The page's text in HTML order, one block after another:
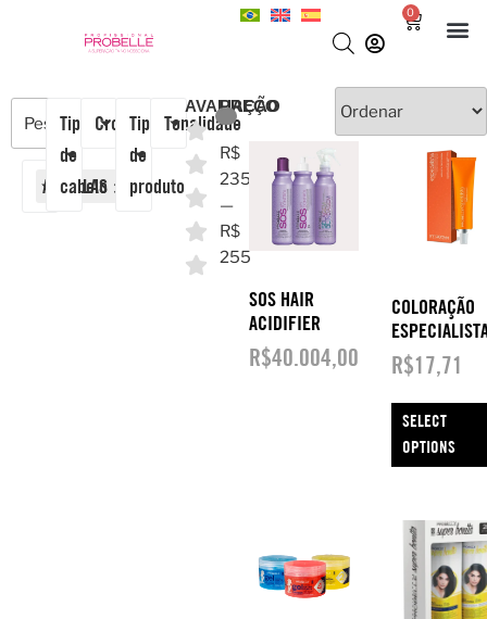
0
AMPOLAS ×
Tipo
de
cabelo
Cronograma
Tipo
de
produto
Tonalidade
AVALIAÇÃO
PREÇO
R$
235
—
R$
255
SOS HAIR
ACIDIFIER
R$40.004,00
COLORAÇÃO
R$17,71
SELECT
OPTIONS